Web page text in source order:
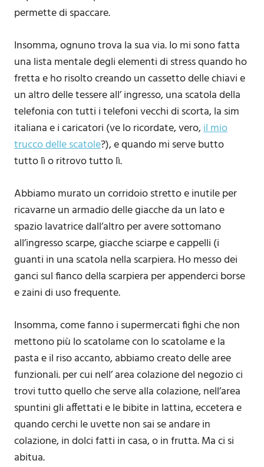
permette di spaccare.
Insomma, ognuno trova la sua via. Io mi sono fatta
una lista mentale degli elementi di stress quando ho
fretta e ho risolto creando un cassetto delle chiavi e
un altro delle tessere all’ ingresso, una scatola della
telefonia con tutti i telefoni vecchi di scorta, la sim
italiana e i caricatori (ve lo ricordate, vero,il mio
trucco delle scatole?), e quando mi serve butto
tutto lì o ritrovo tutto lì.
Abbiamo murato un corridoio stretto e inutile per
ricavarne un armadio delle giacche da un lato e
spazio lavatrice dall’altro per avere sottomano
all’ingresso scarpe, giacche sciarpe e cappelli (i
guanti in una scatola nella scarpiera. Ho messo dei
ganci sul fianco della scarpiera per appenderci borse
e zaini di uso frequente.
Insomma, come fanno i supermercati fighi che non
mettono più lo scatolame con lo scatolame e la
pasta e il riso accanto, abbiamo creato delle aree
funzionali. per cui nell’ area colazione del negozio ci
trovi tutto quello che serve alla colazione, nell’area
spuntini gli affettati e le bibite in lattina, eccetera e
quando cerchi le uvette non sai se andare in
colazione, in dolci fatti in casa, o in frutta. Ma ci si
abitua.